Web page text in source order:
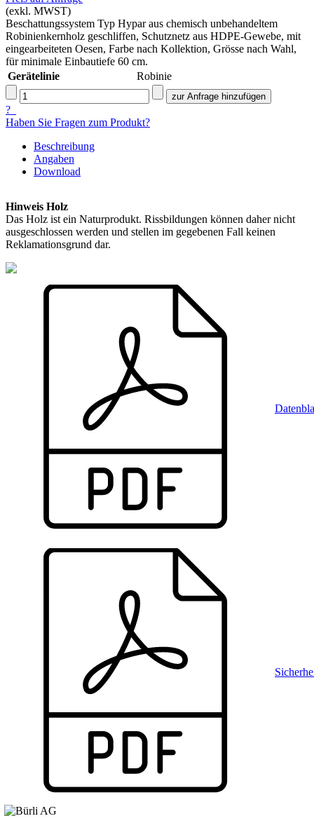
(exkl. MWST)
Beschattungssystem Typ Hypar aus chemisch unbehandeltem
Robinienkernholz geschliffen, Schutznetz aus HDPE-Gewebe, mit
eingearbeiteten Oesen, Farbe nach Kollektion, Grösse nach Wahl,
für minimale Einbautiefe 60 cm.
Gerätelinie
Robinie
?
Haben Sie Fragen zum Produkt?
Beschreibung
Angaben
Download
Hinweis Holz
Das Holz ist ein Naturprodukt. Rissbildungen können daher nicht
ausgeschlossen werden und stellen im gegebenen Fall keinen
Reklamationsgrund dar.